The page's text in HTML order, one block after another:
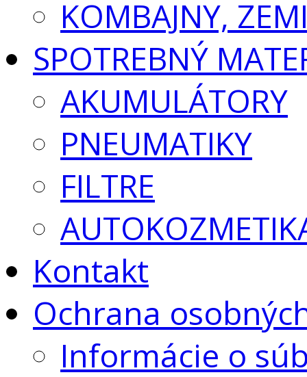
KOMBAJNY,
SPOTREBNÝ
AKUMULÁTORY
PNEUMATIKY
FILTRE
Kontakt
Ochrana
Informácie o